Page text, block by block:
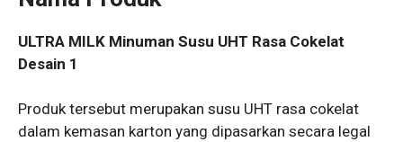
ULTRA MILK Minuman Susu UHT Rasa Cokelat
Desain 1
Produk tersebut merupakan susu UHT rasa cokelat
dalam kemasan karton yang dipasarkan secara legal